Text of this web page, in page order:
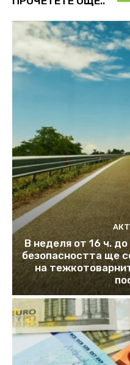
В неделя от 16 ч.
безопасността ще
на